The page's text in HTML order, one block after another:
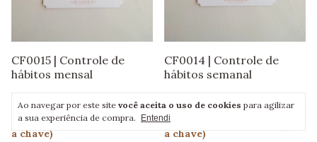
Ao navegar por este site você aceita o uso de cookies para agilizar
a sua experiência de compra.
Entendi
CF0015 | Controle de
hábitos mensal
R$7,35
R$6,98com PIX (digitando
a chave)
CF0014 | Controle de
hábitos semanal
R$7,35
R$6,98
a chave)